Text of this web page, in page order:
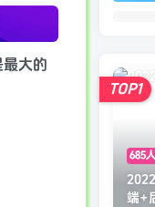
大的
685
端+
TOP1